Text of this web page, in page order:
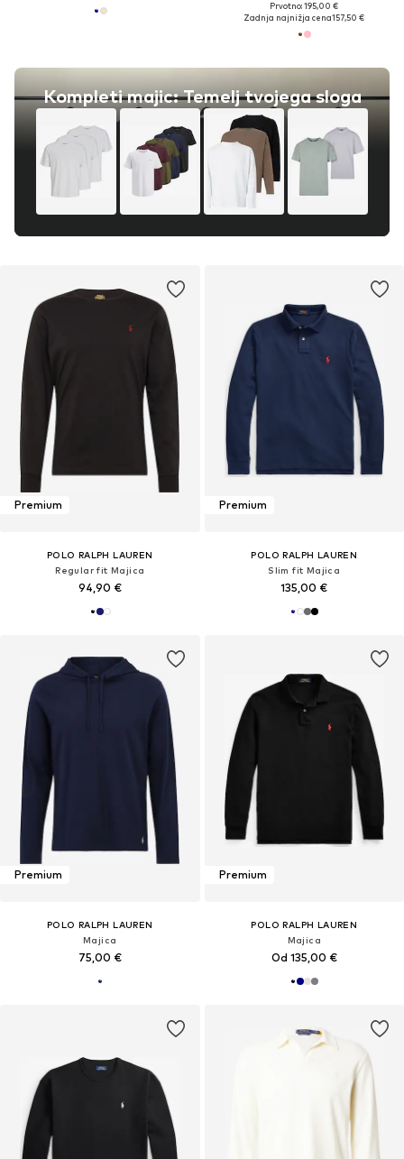
Kompleti majic: Temelj tvojega sloga
Prvotno: 195,00 €
Zadnja najnižja cena157,50 €
Premium
POLO RALPH LAUREN
Regular fit Majica
94,90 €
Premium
POLO RALPH LAUREN
Slim fit Majica
135,00 €
Premium
POLO RALPH LAUREN
Majica
75,00 €
Premium
POLO RALPH LAUREN
Majica
Od 135,00 €